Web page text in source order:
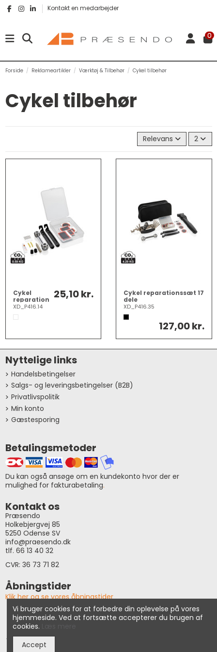
Kontakt en medarbejder
0
Forside Reklameartikler Værktøj & Tilbehør Cykel tilbehør
Cykel tilbehør
Relevans 2
Cykel
reparation
kit
kompakt
XD_P416.14
25,10 kr.
Cykel reparationssæt 17
dele
XD_P416.35
127,00 kr.
Nyttelige links
Handelsbetingelser
Salgs- og leveringsbetingelser (B2B)
Privatlivspolitik
Min konto
Gæstesporing
Betalingsmetoder
Du kan også ansøge om en kundekonto hvor der er
mulighed for fakturabetaling.
Kontakt os
Præsendo
Holkebjergvej 85
5250 Odense SV
info@praesendo.dk
tlf. 66 13 40 32
CVR: 36 73 71 82
Åbningstider
Klik her og se vores åbningstider
© Præsendo 2026
Vi tager forbehold for prisændringer, tastefejl samt udsolgte
Vi bruger cookies for at forbedre din oplevelse på vores
hjemmeside. Ved at fortsætte accepterer du brugen af
cookies.
Accept